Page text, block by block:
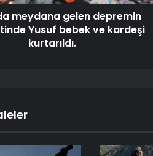
meydana gelen depremin
Yusuf bebek ve kardeşi
kurtarıldı.